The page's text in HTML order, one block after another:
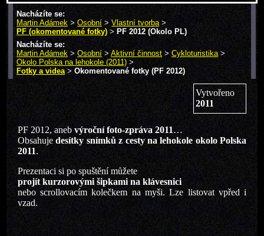
Nacházíte se:
Martin Adámek >Osobní >Vlastní tvorba>
PF (okomentované fotky) > PF 2012 (Okolo PL)
Nacházíte se:
Martin Adámek >Osobní >Aktivní činnost >Cykloturistika >
Okolo Polska na lehokole (2011) >
Fotky a videa>Okomentované fotky (PF 2012)
Vytvořeno
2011
PF 2012, aneb výroční foto-zpráva 2011…
Obsahujedesítky snímků z cesty na lehokole okolo Polska
2011.
Prezentaci si po spuštění můžete
projít kurzorovými šipkami na klávesnici
nebo scrollovacím kolečkem na myši. Lze listovat vpřed i
vzad.